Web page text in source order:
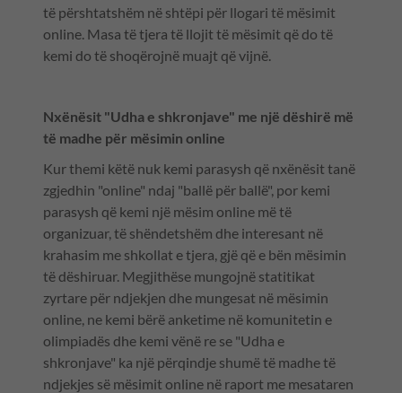
të përshtatshëm në shtëpi për llogari të mësimit
online. Masa të tjera të llojit të mësimit që do të
kemi do të shoqërojnë muajt që vijnë.
Nxënësit "Udha e shkronjave" me një dëshirë më
të madhe për mësimin online
Kur themi këtë nuk kemi parasysh që nxënësit tanë
zgjedhin "online" ndaj "ballë për ballë", por kemi
parasysh që kemi një mësim online më të
organizuar, të shëndetshëm dhe interesant në
krahasim me shkollat e tjera, gjë që e bën mësimin
të dëshiruar. Megjithëse mungojnë statitikat
zyrtare për ndjekjen dhe mungesat në mësimin
online, ne kemi bërë anketime në komunitetin e
olimpiadës dhe kemi vënë re se "Udha e
shkronjave" ka një përqindje shumë të madhe të
ndjekjes së mësimit online në raport me mesataren